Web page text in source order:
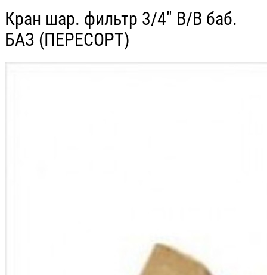
Кран шар. фильтр 3/4" В/В баб.
БАЗ (ПЕРЕСОРТ)